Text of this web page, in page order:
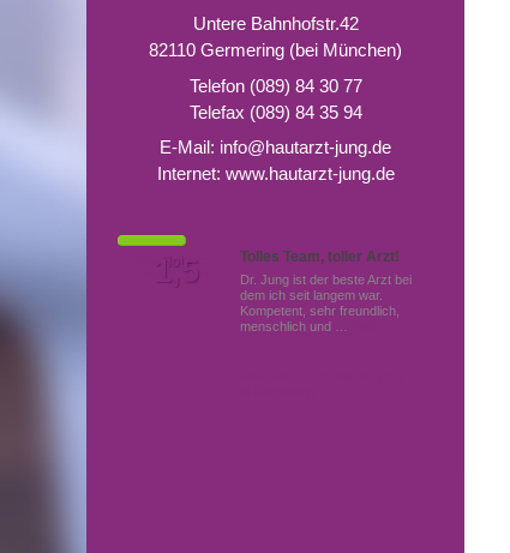
Untere Bahnhofstr.42
82110 Germering (bei München)
Telefon (089) 84 30 77
Telefax (089) 84 35 94
E-Mail: info@hautarzt-jung.de
Internet: www.hautarzt-jung.de
Tolles Team, toller Arzt!
Dr. Jung ist der beste Arzt bei
dem ich seit langem war.
Kompetent, sehr freundlich,
menschlich und …
Von Patienten
bewertet mit
Note
1,5